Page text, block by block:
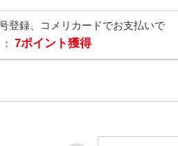
登録、コメリカードでお支払いで
7ポイント獲得